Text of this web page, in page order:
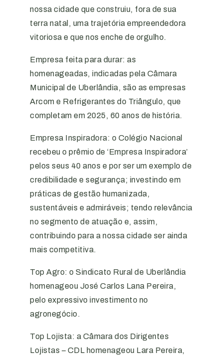
nossa cidade que construiu, fora de sua
terra natal, uma trajetória empreendedora
vitoriosa e que nos enche de orgulho.
Empresa feita para durar: as
homenageadas, indicadas pela Câmara
Municipal de Uberlândia, são as empresas
Arcom e Refrigerantes do Triângulo, que
completam em 2025, 60 anos de história.
Empresa Inspiradora: o Colégio Nacional
recebeu o prêmio de ‘Empresa Inspiradora’
pelos seus 40 anos e por ser um exemplo de
credibilidade e segurança; investindo em
práticas de gestão humanizada,
sustentáveis e admiráveis; tendo relevância
no segmento de atuação e, assim,
contribuindo para a nossa cidade ser ainda
mais competitiva.
Top Agro: o Sindicato Rural de Uberlândia
homenageou José Carlos Lana Pereira,
pelo expressivo investimento no
agronegócio.
Top Lojista: a Câmara dos Dirigentes
Lojistas – CDL homenageou Lara Pereira,